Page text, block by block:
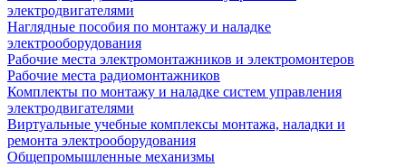
электродвигателями
Наглядные пособия по монтажу и наладке
электрооборудования
Рабочие места электромонтажников и электромонтеров
Рабочие места радиомонтажников
Комплекты по монтажу и наладке систем управления
электродвигателями
Виртуальные учебные комплексы монтажа, наладки и
ремонта электрооборудования
Общепромышленные механизмы